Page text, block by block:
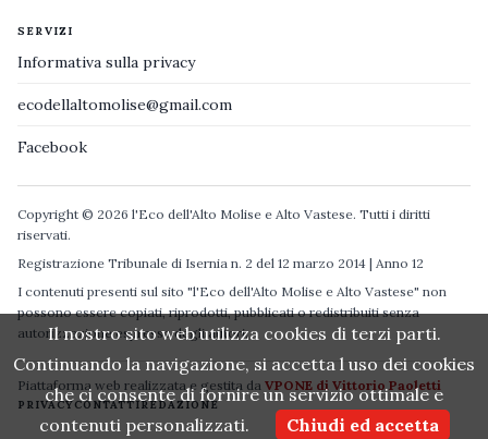
SERVIZI
Informativa sulla privacy
ecodellaltomolise@gmail.com
Facebook
Copyright © 2026 l'Eco dell'Alto Molise e Alto Vastese. Tutti i diritti
riservati.
Registrazione Tribunale di Isernia n. 2 del 12 marzo 2014 | Anno 12
I contenuti presenti sul sito "l'Eco dell'Alto Molise e Alto Vastese" non
possono essere copiati, riprodotti, pubblicati o redistribuiti senza
autorizzazione espressa degli autori.
Piattaforma web realizzata e gestita da VPONE di Vittorio Paoletti
PRIVACYCONTATTIREDAZIONE
Il nostro sito web utilizza cookies di terzi parti.
Continuando la navigazione, si accetta l uso dei cookies
che ci consente di fornire un servizio ottimale e
contenuti personalizzati.
Chiudi ed accetta